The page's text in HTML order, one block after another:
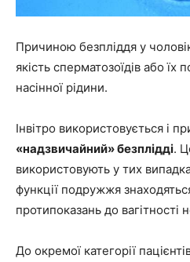
Причиною безпліддя у
якість сперматозоїдів або їх
насінної рідини.
Інвітро використовується і
«надзвичайний» безплідді.
використовують у тих
функції подружжя
протипоказань до вагітності
До окремої категорії